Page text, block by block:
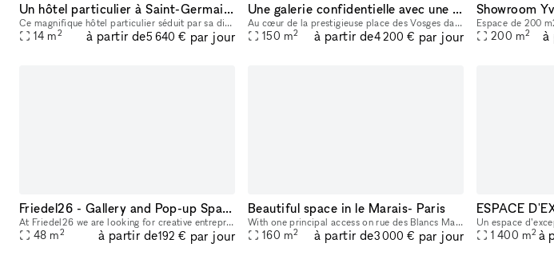
Un hôtel particulier à Saint-Germain des Près
Ce magnifique hôtel particulier séduit par sa disposition élégante, sa finesse ornementale, la beauté naturelle de son jardin privé. Un havre de paix atypique et envoûtant au coeur de Paris, dont les
14 m2 à partir de5 640 € par jour
Une galerie confidentielle avec une adresse remarquable
Au cœur de la prestigieuse place des Vosges dans le quartier du Marais, découvrez notre galerie nichée au fond d’une cour fleurie. Une adresse idéale pour présenter vos collections et recevoir vos co
150 m2 à partir de4 200 € par jour
Showroom
200 m2 à
Friedel26 - Gallery and Pop-up Space
At Friedel26 we are looking for creative entrepreneurs, artists and designers - right in the pulsating heart of the Reuterkiez in Berlin, a lively, diverse and inspiring area. The large space can be
48 m2 à partir de192 € par jour
Beautiful space in le Marais- Paris
With one principal access on rue des Blancs Manteaux and a second access on rue des Guillemites with a big window.
160 m2 à partir de3 000 € par jour 1 400 m2 à